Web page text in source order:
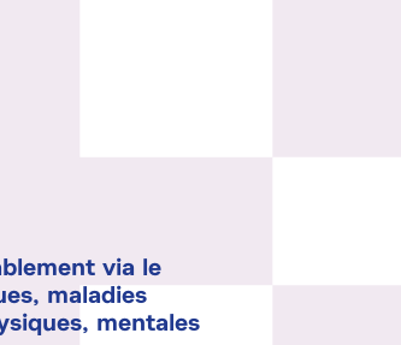
via le
maladies
mentales